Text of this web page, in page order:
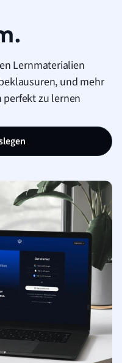
Lernmaterialien
und mehr
zu lernen